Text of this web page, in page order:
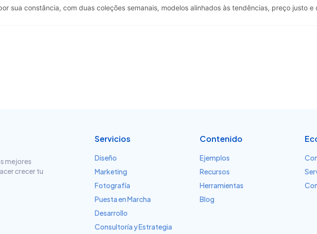
sua constância, com duas coleções semanais, modelos alinhados às tendências, preço justo
mejores
crecer tu
Servicios
Diseño
Marketing
Fotografía
Puesta en Marcha
Desarrollo
Consultoría y Estrategia
Contenido
Ejemplos
Recursos
Herramientas
Blog